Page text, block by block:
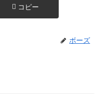
コピー
ボーズ